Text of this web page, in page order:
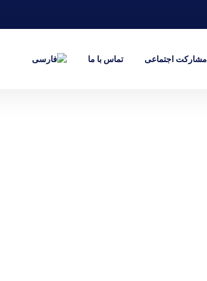
مشارکت اجتماعی تماس با ما